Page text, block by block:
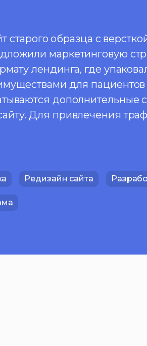
старого образца с
маркетинговую
лендинга, где
для пациентов
дополнительные
Для привлечения
Редизайн сайта